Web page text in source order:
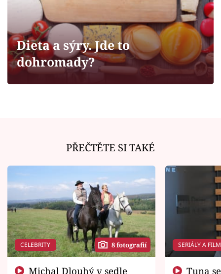
Sledujte prima+
Filmový festival Karlovy Vary
Pořady
Sledujte nás
Dieta a sýry. Jde to
dohromady?
PŘEČTĚTE SI TAKÉ
CELEBRITY 8 fotografií SERIÁLY A